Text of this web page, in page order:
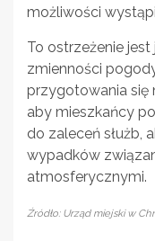
możliwości
To ostrzeżenie
zmienności
przygotowania się
aby mieszkańcy
do zaleceń służb,
wypadków
atmosferycznymi.
Źródło: Urząd miejski w